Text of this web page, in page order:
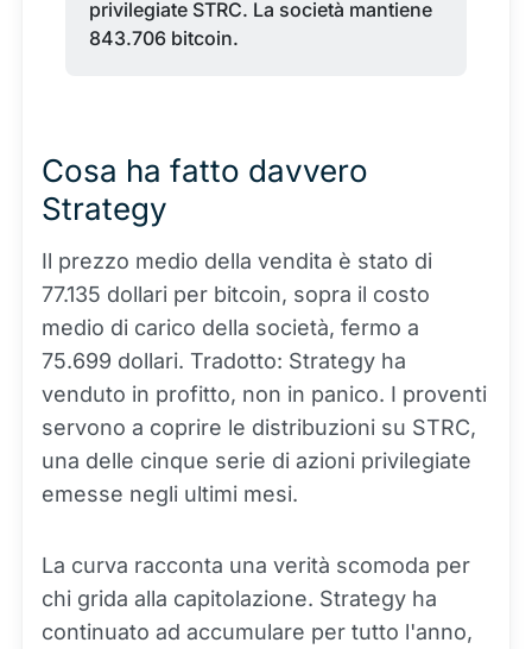
privilegiate STRC. La società mantiene
843.706 bitcoin.
Cosa ha fatto davvero
Strategy
Il prezzo medio della vendita è stato di
77.135 dollari per bitcoin, sopra il costo
medio di carico della società, fermo a
75.699 dollari. Tradotto: Strategy ha
venduto in profitto, non in panico. I proventi
servono a coprire le distribuzioni su STRC,
una delle cinque serie di azioni privilegiate
emesse negli ultimi mesi.
La curva racconta una verità scomoda per
chi grida alla capitolazione. Strategy ha
continuato ad accumulare per tutto l'anno,